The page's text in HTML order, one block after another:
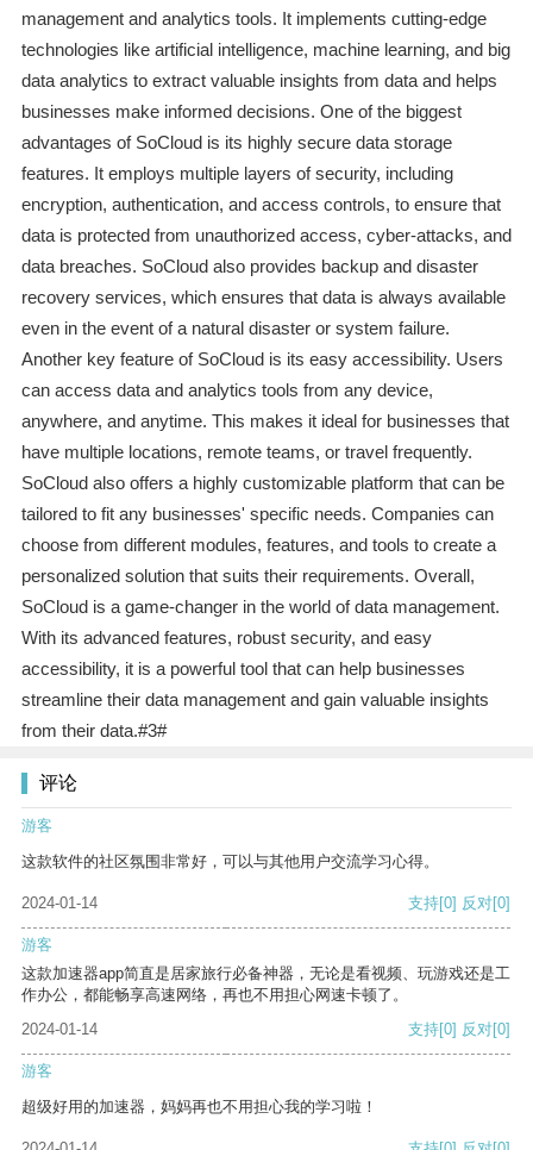
management and analytics tools. It implements cutting-edge
technologies like artificial intelligence, machine learning, and big
data analytics to extract valuable insights from data and helps
businesses make informed decisions. One of the biggest
advantages of SoCloud is its highly secure data storage
features. It employs multiple layers of security, including
encryption, authentication, and access controls, to ensure that
data is protected from unauthorized access, cyber-attacks, and
data breaches. SoCloud also provides backup and disaster
recovery services, which ensures that data is always available
even in the event of a natural disaster or system failure.
Another key feature of SoCloud is its easy accessibility. Users
can access data and analytics tools from any device,
anywhere, and anytime. This makes it ideal for businesses that
have multiple locations, remote teams, or travel frequently.
SoCloud also offers a highly customizable platform that can be
tailored to fit any businesses' specific needs. Companies can
choose from different modules, features, and tools to create a
personalized solution that suits their requirements. Overall,
SoCloud is a game-changer in the world of data management.
With its advanced features, robust security, and easy
accessibility, it is a powerful tool that can help businesses
streamline their data management and gain valuable insights
from their data.#3#
评论
游客
这款软件的社区氛围非常好，可以与其他用户交流学习心得。
2024-01-14 支持[0] 反对[0]
游客
这款加速器app简直是居家旅行必备神器，无论是看视频、玩游戏还是工
作办公，都能畅享高速网络，再也不用担心网速卡顿了。
2024-01-14
支持[0] 反对[0]
游客
超级好用的加速器，妈妈再也不用担心我的学习啦！